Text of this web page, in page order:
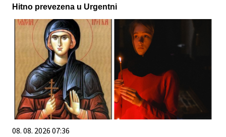
Hitno prevezena u Urgentni
08. 08. 2026 07:36